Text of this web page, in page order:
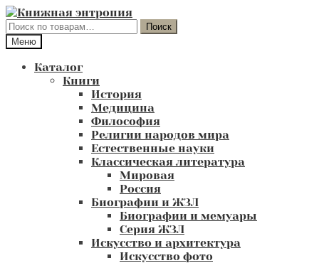
Перейти
к
навигации
Перейти
к
содержимому
Искать:
Поиск
Меню
Каталог
Книги
История
Медицина
Философия
Религии народов мира
Естественные науки
Классическая литература
Мировая
Россия
Биографии и ЖЗЛ
Биографии и мемуары
Серия ЖЗЛ
Искусство и архитектура
Искусство фото